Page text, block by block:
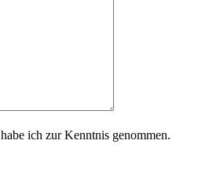
habe ich zur Kenntnis genommen.